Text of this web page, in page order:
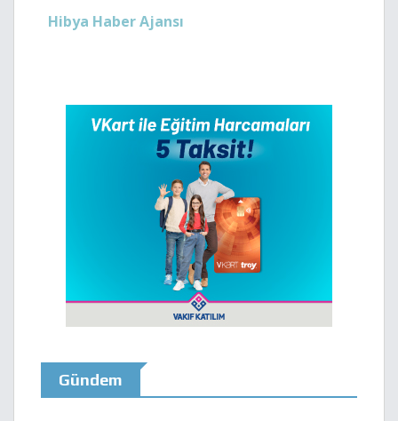
Hibya Haber Ajansı
Gündem